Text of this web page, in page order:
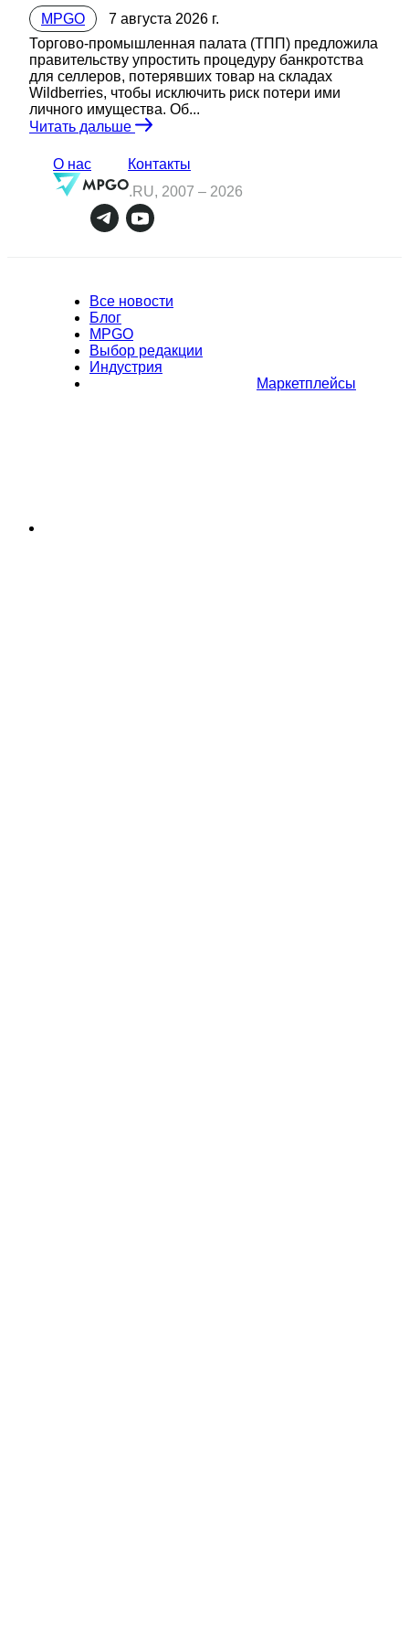
MPGO
7 августа 2026 г.
Торгово-промышленная палата (ТПП) предложила
правительству упростить процедуру банкротства
для селлеров, потерявших товар на складах
Wildberries, чтобы исключить риск потери ими
личного имущества. Об...
Читать дальше
О нас
Контакты
.RU, 2007 – 2026
Все новости
Блог
MPGO
Выбор редакции
Индустрия
Маркетплейсы